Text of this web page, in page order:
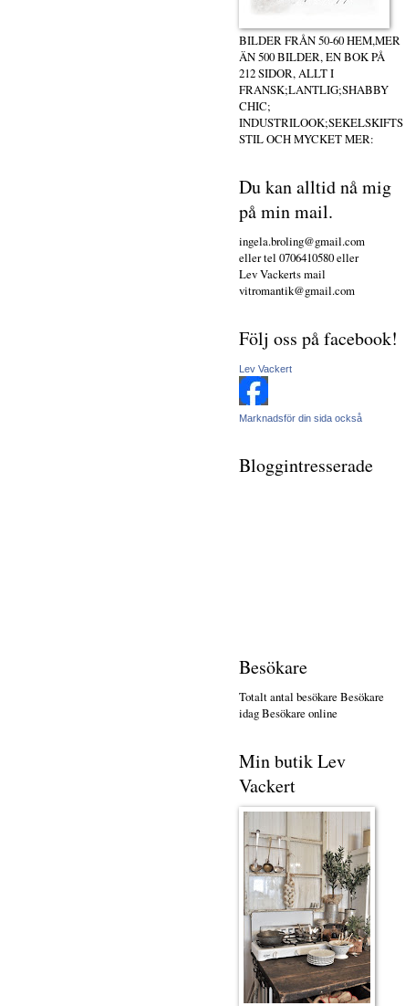
BILDER FRÅN 50-60 HEM,MER
ÄN 500 BILDER, EN BOK PÅ
212 SIDOR, ALLT I
FRANSK;LANTLIG;SHABBY
CHIC;
INDUSTRILOOK;SEKELSKIFTS
STIL OCH MYCKET MER:
Du kan alltid nå mig
på min mail.
ingela.broling@gmail.com
eller tel 0706410580 eller
Lev Vackerts mail
vitromantik@gmail.com
Följ oss på facebook!
Lev Vackert
Marknadsför din sida också
Bloggintresserade
Besökare
Totalt antal besökareBesökare
idagBesökare online
Min butik Lev
Vackert